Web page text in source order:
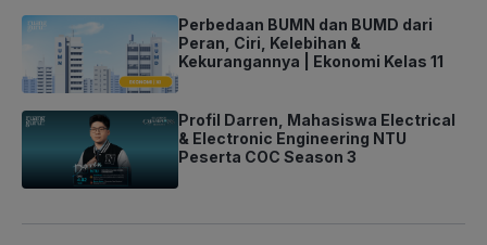
Perbedaan BUMN dan BUMD dari
Peran, Ciri, Kelebihan &
Kekurangannya | Ekonomi Kelas 11
Profil Darren, Mahasiswa Electrical
& Electronic Engineering NTU
Peserta COC Season 3